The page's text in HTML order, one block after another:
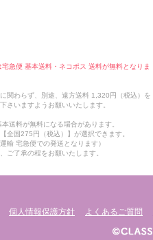
急便 基本送料・ネコポス 送料が無料となりま
関わらず、別途、遠方送料 1,320円（税込）を
さいますようお願いいたします。
送料が無料になる場合があります。
全国275円（税込）】が選択できます。
輸 宅急便での発送となります）
ご了承の程をお願いたします。
個人情報保護方針 よくあるご質問